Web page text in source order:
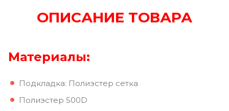
ОПИСАНИЕ ТОВАРА
Материалы:
Подкладка: Полиэстер сетка
Полиэстер 500D